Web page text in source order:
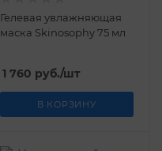
Гелевая увлажняющая
маска Skinosophy 75 мл
1 760 руб./шт
В КОРЗИНУ